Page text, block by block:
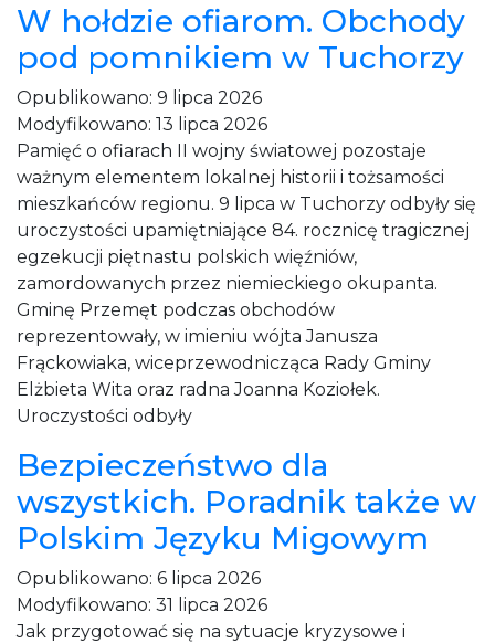
W hołdzie ofiarom. Obchody
pod pomnikiem w Tuchorzy
Opublikowano: 9 lipca 2026
Modyfikowano: 13 lipca 2026
Pamięć o ofiarach II wojny światowej pozostaje
ważnym elementem lokalnej historii i tożsamości
mieszkańców regionu. 9 lipca w Tuchorzy odbyły się
uroczystości upamiętniające 84. rocznicę tragicznej
egzekucji piętnastu polskich więźniów,
zamordowanych przez niemieckiego okupanta.
Gminę Przemęt podczas obchodów
reprezentowały, w imieniu wójta Janusza
Frąckowiaka, wiceprzewodnicząca Rady Gminy
Elżbieta Wita oraz radna Joanna Koziołek.
Uroczystości odbyły
Bezpieczeństwo dla
wszystkich. Poradnik także w
Polskim Języku Migowym
Opublikowano: 6 lipca 2026
Modyfikowano: 31 lipca 2026
Jak przygotować się na sytuacje kryzysowe i